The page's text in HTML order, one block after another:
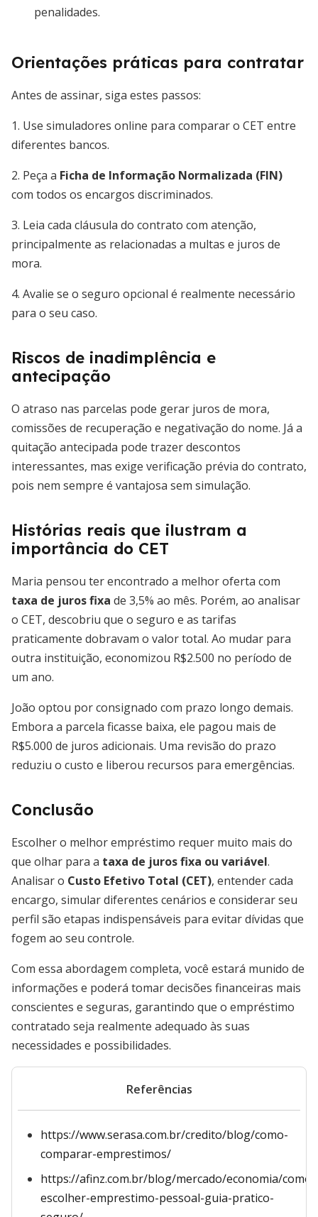
penalidades.
Orientações práticas para contratar
Antes de assinar, siga estes passos:
1. Use simuladores online para comparar o CET entre
diferentes bancos.
2. Peça a Ficha de Informação Normalizada (FIN)
com todos os encargos discriminados.
3. Leia cada cláusula do contrato com atenção,
principalmente as relacionadas a multas e juros de
mora.
4. Avalie se o seguro opcional é realmente necessário
para o seu caso.
Riscos de inadimplência e
antecipação
O atraso nas parcelas pode gerar juros de mora,
comissões de recuperação e negativação do nome. Já a
quitação antecipada pode trazer descontos
interessantes, mas exige verificação prévia do contrato,
pois nem sempre é vantajosa sem simulação.
Histórias reais que ilustram a
importância do CET
Maria pensou ter encontrado a melhor oferta com
taxa de juros fixa de 3,5% ao mês. Porém, ao analisar
o CET, descobriu que o seguro e as tarifas
praticamente dobravam o valor total. Ao mudar para
outra instituição, economizou R$2.500 no período de
um ano.
João optou por consignado com prazo longo demais.
Embora a parcela ficasse baixa, ele pagou mais de
R$5.000 de juros adicionais. Uma revisão do prazo
reduziu o custo e liberou recursos para emergências.
Conclusão
Escolher o melhor empréstimo requer muito mais do
que olhar para a taxa de juros fixa ou variável.
Analisar o Custo Efetivo Total (CET), entender cada
encargo, simular diferentes cenários e considerar seu
perfil são etapas indispensáveis para evitar dívidas que
fogem ao seu controle.
Com essa abordagem completa, você estará munido de
informações e poderá tomar decisões financeiras mais
conscientes e seguras, garantindo que o empréstimo
contratado seja realmente adequado às suas
necessidades e possibilidades.
Referências
https://www.serasa.com.br/credito/blog/como-
comparar-emprestimos/
https://afinz.com.br/blog/mercado/economia/como-
escolher-emprestimo-pessoal-guia-pratico-